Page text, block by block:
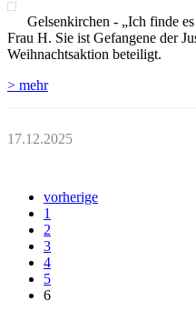
Gelsenkirchen - „Ich finde
Frau H. Sie ist Gefangene der
Weihnachtsaktion beteiligt.
> mehr
17.12.2025
vorherige
1
2
3
4
5
6